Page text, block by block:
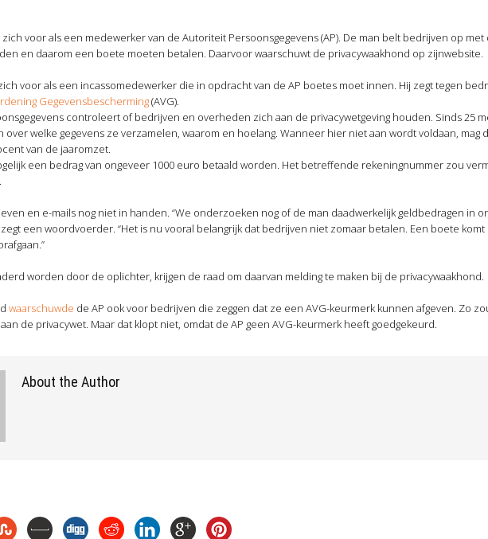
zich voor als een medewerker van de Autoriteit Persoonsgegevens (AP). De man belt bedrijven op
en daarom een boete moeten betalen. Daarvoor waarschuwt de privacywaakhond op zijnwebsite.
voor als een incassomedewerker die in opdracht van de AP boetes moet innen. Hij zegt tegen
Gegevensbescherming(AVG).
controleert of bedrijven en overheden zich aan de privacywetgeving houden. Sinds 25
over welke gegevens ze verzamelen, waarom en hoelang. Wanneer hier niet aan wordt voldaan,
van de jaaromzet.
een bedrag van ongeveer 1000 euro betaald worden. Het betreffende rekeningnummer zou
en e-mails nog niet in handen. “We onderzoeken nog of de man daadwerkelijk geldbedragen in
zegt een woordvoerder. “Het is nu vooral belangrijk dat bedrijven niet zomaar betalen. Een boete
worden door de oplichter, krijgen de raad om daarvan melding te maken bij de privacywaakhond.
waarschuwde de AP ook voor bedrijven die zeggen dat ze een AVG-keurmerk kunnen afgeven. Zo
de privacywet. Maar dat klopt niet, omdat de AP geen AVG-keurmerk heeft goedgekeurd.
About the Author